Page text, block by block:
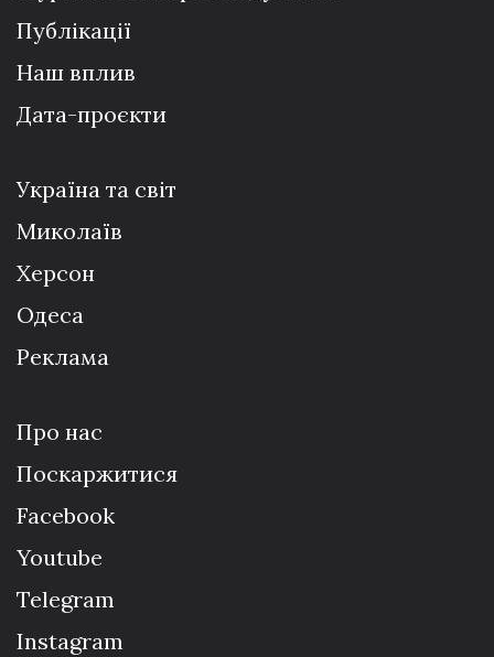
Публікації
Наш вплив
Дата-проєкти
Україна та світ
Миколаїв
Херсон
Одеса
Реклама
Про нас
Поскаржитися
Facebook
Youtube
Telegram
Instagram